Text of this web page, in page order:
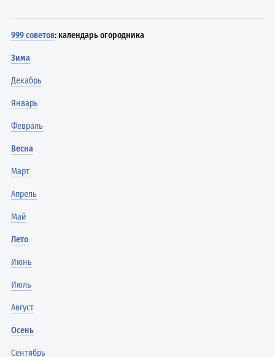
999 советов: календарь огородника
Зима
Декабрь
Январь
Февраль
Весна
Март
Апрель
Май
Лето
Июнь
Июль
Август
Осень
Сентябрь